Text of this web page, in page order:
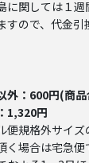
に関しては１週
すので、代金引
外：600円(商
1,320円
便規格外サイ
場合は宅急便